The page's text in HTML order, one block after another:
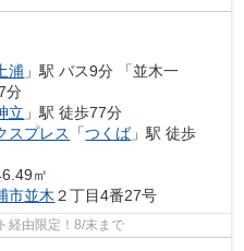
浦 」駅 バス9分 「並木一
分
立 」駅 徒歩77分
スプレス
「つくば」駅 徒歩
㎡
市並木 ２丁目4番27号
由限定！8/末まで